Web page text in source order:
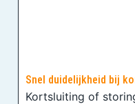
Snel duidelijkheid bij
Kortsluiting of